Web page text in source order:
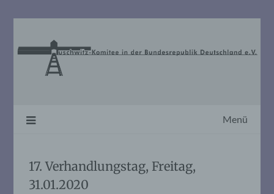
Menü
17. Verhandlungstag, Freitag,
31.01.2020